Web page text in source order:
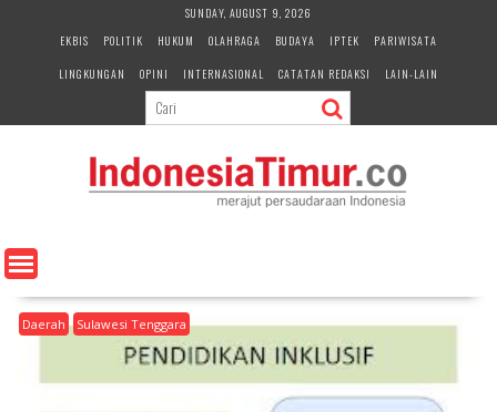
e
n
SUNDAY, AUGUST 9, 2026
EKBIS
POLITIK HUKUM OLAHRAGA BUDAYA IPTEK
PARIWISATA
LINGKUNGAN
OPINI INTERNASIONAL CATATAN REDAKSI LAIN-LAIN
Daerah Sulawesi Tenggara